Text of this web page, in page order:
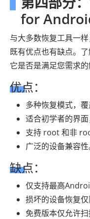
for
与大多数恢复工具一
既有优点也有缺点。
它是否是满足您需求的
优点：
多种恢复模式，覆
适合初学者的界面
支持 root 和非
广泛的设备兼容性
缺点：
仅支持最高
损坏的设备恢复仅
免费版本仅允许